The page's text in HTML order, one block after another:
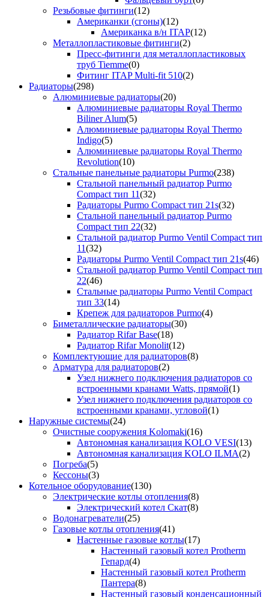
Резьбовые фитинги(12)
Американки (сгоны)(12)
Американка в/н ITAP(12)
Металлопластиковые фитинги(2)
Пресс-фитинги для металлопластиковых
труб Tiemme(0)
Фитинг ITAP Multi-fit 510(2)
Радиаторы(298)
Алюминиевые радиаторы(20)
Алюминиевые радиаторы Royal Thermo
Biliner Alum(5)
Алюминиевые радиаторы Royal Thermo
Indigo(5)
Алюминиевые радиаторы Royal Thermo
Revolution(10)
Стальные панельные радиаторы Purmo(238)
Стальной панельный радиатор Purmo
Compact тип 11(32)
Радиаторы Purmo Compact тип 21s(32)
Стальной панельный радиатор Purmo
Compact тип 22(32)
Стальной радиатор Purmo Ventil Compact тип
11(32)
Радиаторы Purmo Ventil Compact тип 21s(46)
Стальной радиатор Purmo Ventil Compact тип
22(46)
Стальные радиаторы Purmo Ventil Compact
тип 33(14)
Крепеж для радиаторов Purmo(4)
Биметаллические радиаторы(30)
Радиатор Rifar Base(18)
Радиатор Rifar Monolit(12)
Комплектующие для радиаторов(8)
Арматура для радиаторов(2)
Узел нижнего подключения радиаторов со
встроенными кранами Watts, прямой(1)
Узел нижнего подключения радиаторов со
встроенными кранами, угловой(1)
Наружные системы(24)
Очистные сооружения Kolomaki(16)
Автономная канализация KOLO VESI(13)
Автономная канализация KOLO ILMA(2)
Погреба(5)
Кессоны(3)
Котельное оборудование(130)
Электрические котлы отопления(8)
Электрический котел Скат(8)
Водонагреватели(25)
Газовые котлы отопления(41)
Настенные газовые котлы(17)
Настенный газовый котел Protherm
Гепард(4)
Настенный газовый котел Protherm
Пантера(8)
Настенный газовый конденсационный